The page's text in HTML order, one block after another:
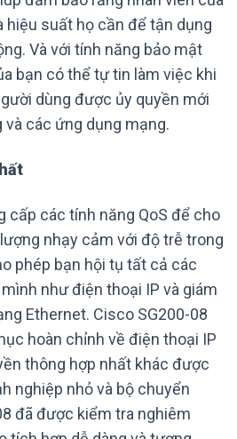
hiệu suất họ cần để tận dụng
Và với tính năng bảo mật
bạn có thể tự tin làm việc khi
dùng được ủy quyền mới
các ứng dụng mạng.
cấp các tính năng QoS để cho
nhạy cảm với độ trễ trong
phép bạn hội tụ tất cả các
như điện thoại IP và giám
Ethernet. Cisco SG200-08
hoàn chỉnh về điện thoại IP
thông hợp nhất khác được
nghiệp nhỏ và bộ chuyển
đã được kiểm tra nghiêm